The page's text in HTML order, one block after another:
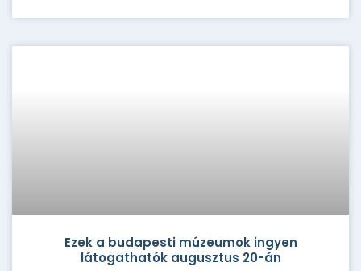
Ezek a budapesti múzeumok ingyen
látogathatók augusztus 20-án